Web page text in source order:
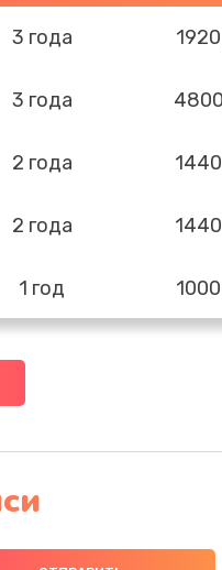
3 года
3 года
2 года
2 года
1 год
3 года
1 год